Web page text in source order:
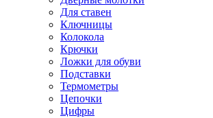
Для ставен
Ключницы
Колокола
Крючки
Ложки для обуви
Подставки
Термометры
Цепочки
Цифры